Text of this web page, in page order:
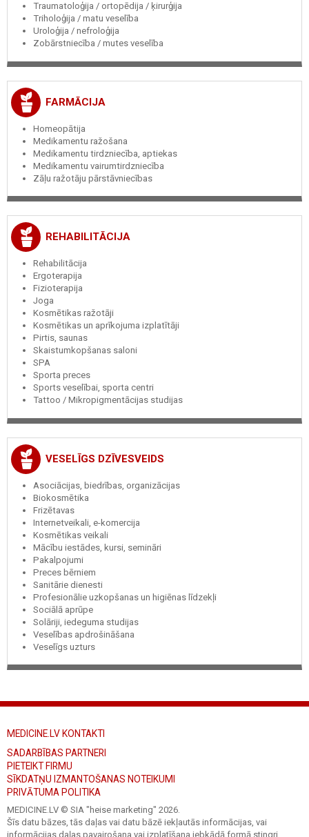
Traumatoloģija / ortopēdija / ķirurģija
Triholoģija / matu veselība
Uroloģija / nefroloģija
Zobārstniecība / mutes veselība
FARMĀCIJA
Homeopātija
Medikamentu ražošana
Medikamentu tirdzniecība, aptiekas
Medikamentu vairumtirdzniecība
Zāļu ražotāju pārstāvniecības
REHABILITĀCIJA
Rehabilitācija
Ergoterapija
Fizioterapija
Joga
Kosmētikas ražotāji
Kosmētikas un aprīkojuma izplatītāji
Pirtis, saunas
Skaistumkopšanas saloni
SPA
Sporta preces
Sports veselībai, sporta centri
Tattoo / Mikropigmentācijas studijas
VESELĪGS DZĪVESVEIDS
Asociācijas, biedrības, organizācijas
Biokosmētika
Frizētavas
Internetveikali, e-komercija
Kosmētikas veikali
Mācību iestādes, kursi, semināri
Pakalpojumi
Preces bērniem
Sanitārie dienesti
Profesionālie uzkopšanas un higiēnas līdzekļi
Sociālā aprūpe
Solāriji, iedeguma studijas
Veselības apdrošināšana
Veselīgs uzturs
MEDICINE.LV KONTAKTI
SADARBĪBAS PARTNERI
PIETEIKT FIRMU
SĪKDATŅU IZMANTOŠANAS NOTEIKUMI
PRIVĀTUMA POLITIKA
MEDICINE.LV © SIA "heise marketing" 2026.
Šīs datu bāzes, tās daļas vai datu bāzē iekļautās informācijas, vai
informācijas daļas pavairošana vai izplatīšana jebkādā formā stingri